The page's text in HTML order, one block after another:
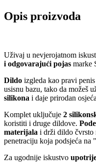
Opis proizvoda
Uživaj u nevjerojatnom
i odgovarajući pojas marke
Dildo izgleda kao pravi
usisnu bazu, tako da možeš
silikona i daje prirodan
Komplet uključuje 2
koristiti i druge dildove.
materijala i drži dildo čvrsto
penetraciju koja podsjeća na
Za ugodnije iskustvo